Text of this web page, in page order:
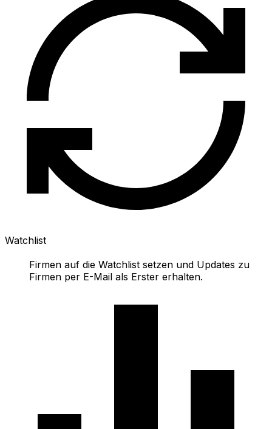
Watchlist
Firmen auf die Watchlist setzen und Updates zu
Firmen per E-Mail als Erster erhalten.